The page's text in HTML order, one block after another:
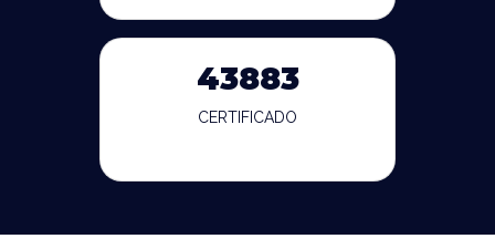
43883
CERTIFICADO